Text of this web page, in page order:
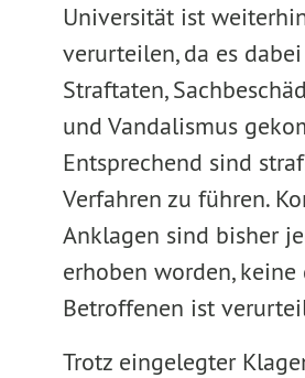
Universität ist
verurteilen, da es
Straftaten,
und Vandalismus
Entsprechend sind
Verfahren zu führen.
Anklagen sind bisher
erhoben worden, keine
Betroffenen ist
Trotz eingelegter